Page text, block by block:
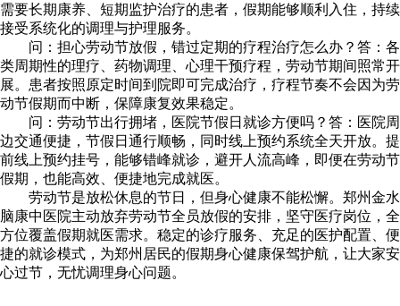
需要长期康养、短期监护治疗的患者，假期能够顺利入住，持续
接受系统化的调理与护理服务。
问：担心劳动节放假，错过定期的疗程治疗怎么办？答：各
类周期性的理疗、药物调理、心理干预疗程，劳动节期间照常开
展。患者按照原定时间到院即可完成治疗，疗程节奏不会因为劳
动节假期而中断，保障康复效果稳定。
问：劳动节出行拥堵，医院节假日就诊方便吗？答：医院周
边交通便捷，节假日通行顺畅，同时线上预约系统全天开放。提
前线上预约挂号，能够错峰就诊，避开人流高峰，即便在劳动节
假期，也能高效、便捷地完成就医。
劳动节是放松休息的节日，但身心健康不能松懈。郑州金水
脑康中医院主动放弃劳动节全员放假的安排，坚守医疗岗位，全
方位覆盖假期就医需求。稳定的诊疗服务、充足的医护配置、便
捷的就诊模式，为郑州居民的假期身心健康保驾护航，让大家安
心过节，无忧调理身心问题。